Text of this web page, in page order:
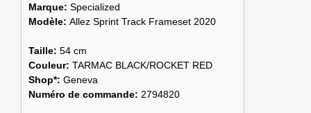
Marque: Specialized
Modèle: Allez Sprint Track Frameset 2020
Taille: 54 cm
Couleur: TARMAC BLACK/ROCKET RED
Shop*: Geneva
Numéro de commande: 2794820